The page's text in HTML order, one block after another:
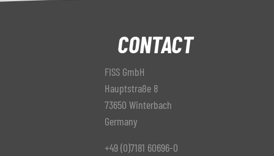
CONTACT
FISS GmbH
Hauptstraße 8
73650 Winterbach
Germany
+49 (0)7181 60696-0